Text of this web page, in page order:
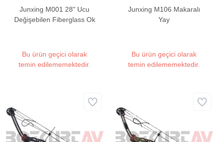
Junxing M001 28" Ucu
Değişebilen Fiberglass Ok
Bu ürün geçici olarak
temin edilememektedir.
Junxing M106 Makaralı
Yay
Bu ürün geçici olarak
temin edilememektedir.